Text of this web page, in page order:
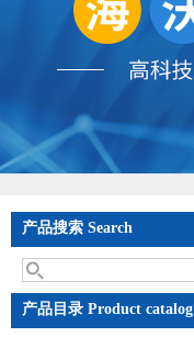
产品搜索 Search
产品目录 Product catalog